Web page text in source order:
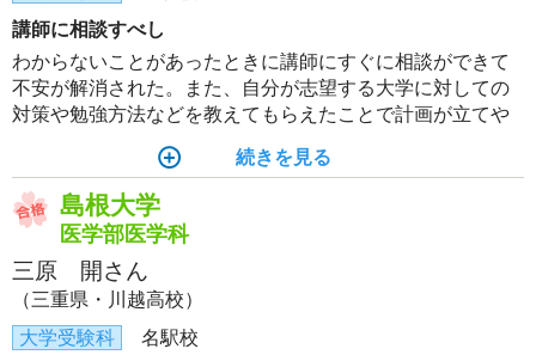
講師に相談すべし
わからないことがあったときに講師にすぐに相談ができて
不安が解消された。また、自分が志望する大学に対しての
対策や勉強方法などを教えてもらえたことで計画が立てや
続きを見る
島根大学
医学部医学科
三原 開さん
（三重県・川越高校）
大学受験科
名駅校